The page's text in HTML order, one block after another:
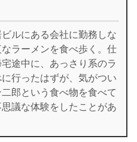
ルにある会社に勤務しな
ラーメンを食べ歩く。仕
途中に、あっさり系のラ
行ったはずが、気がつい
郎という食べ物を食べて
議な体験をしたことがあ